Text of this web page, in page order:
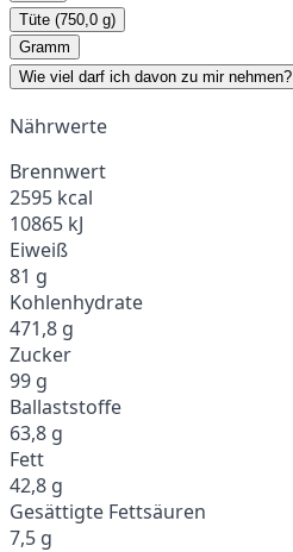
Tüte (750,0 g)
Gramm
Wie viel darf ich davon zu mir nehmen?
Nährwerte
Brennwert
2595 kcal
10865 kJ
Eiweiß
81 g
Kohlenhydrate
471,8 g
Zucker
99 g
Ballaststoffe
63,8 g
Fett
42,8 g
Gesättigte Fettsäuren
7,5 g